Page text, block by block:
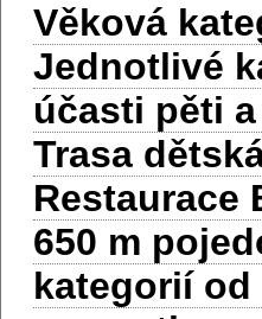
Věková
Jednotlivé
účasti pěti
Trasa
Restaurace
650 m
kategorií